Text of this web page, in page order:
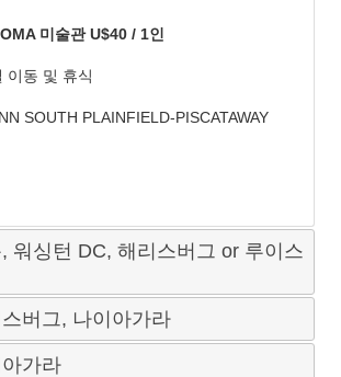
미술관 U$40 / 1인
동 및 휴식
SOUTH PLAINFIELD-PISCATAWAY
싱턴 DC, 해리스버그 or 루이스
버그, 나이아가라
가라